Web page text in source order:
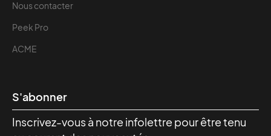
Nous contacter
Peek Pro
ACME
S'abonner
Inscrivez-vous à notre infolettre pour être tenu